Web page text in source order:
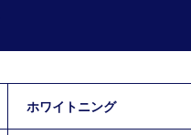
ホワイトニング